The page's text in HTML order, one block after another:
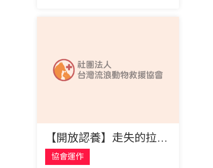
【開放認養】走失的拉不拉多-拿鐵
協會運作